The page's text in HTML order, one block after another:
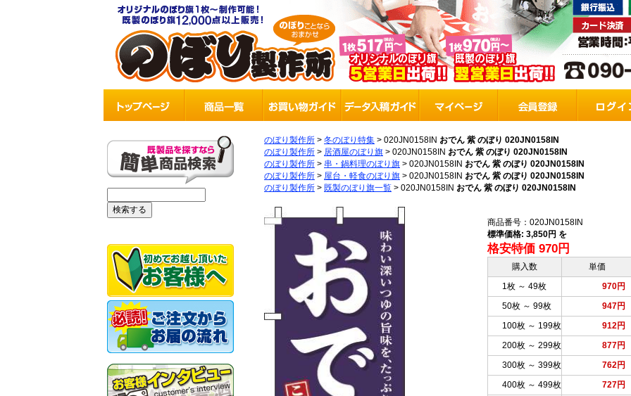
のぼり製作所 > 冬のぼり特集 > 020JN0158IN おでん 紫 のぼり 020JN0158IN
のぼり製作所 > 居酒屋のぼり旗 > 020JN0158IN おでん 紫 のぼり 020JN0158IN
のぼり製作所 > 串・鍋料理のぼり旗 > 020JN0158IN おでん 紫 のぼり 020JN0158IN
のぼり製作所 > 屋台・軽食のぼり旗 > 020JN0158IN おでん 紫 のぼり 020JN0158IN
のぼり製作所 > 既製のぼり旗一覧 > 020JN0158IN おでん 紫 のぼり 020JN0158IN
商品番号：020JN0158IN
標準価格: 3,850円 を
格安特価 970円
購入数
単価
1枚 ～ 49枚
970円
50枚 ～ 99枚
947円
100枚 ～ 199枚
912円
200枚 ～ 299枚
877円
300枚 ～ 399枚
762円
400枚 ～ 499枚
727円